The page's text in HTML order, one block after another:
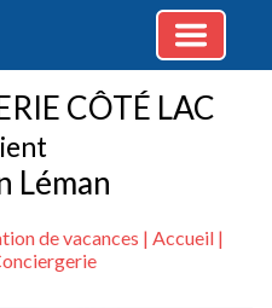
CÔTÉ LAC
Léman
de vacances | Accueil |